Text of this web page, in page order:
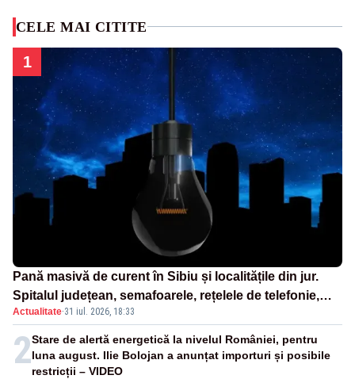
CELE MAI CITITE
1
Pană masivă de curent în Sibiu și localitățile din jur.
Spitalul județean, semafoarele, rețelele de telefonie,
grav afectate
Actualitate·31 iul. 2026, 18:33
2Stare de alertă energetică la nivelul României, pentru
luna august. Ilie Bolojan a anunțat importuri și posibile
restricții – VIDEO